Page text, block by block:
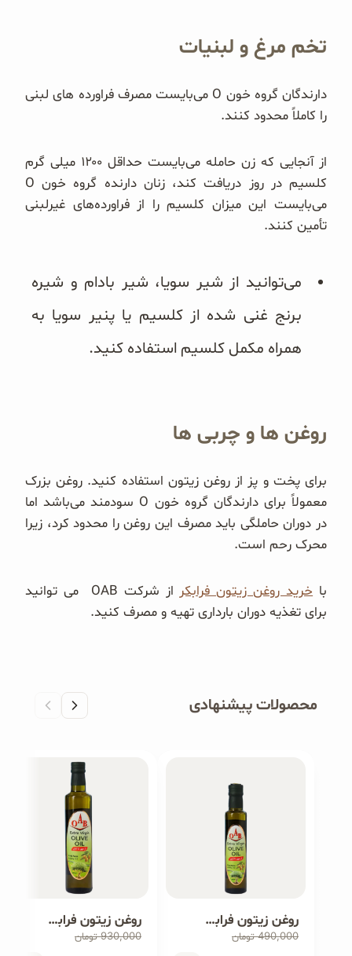
تخم مرغ و لبنیات
دارندگان گروه خون O می‌بایست مصرف فراورده های لبنی
را کاملاً محدود کنند.
از آنجایی که زن حامله می‌بایست حداقل ۱۲۰۰ میلی گرم
کلسیم در روز دریافت کند، زنان دارنده گروه خون O
می‌بایست این میزان کلسیم را از فراورده‌های غیرلبنی
تأمین کنند.
می‌توانید از شیر سویا، شیر بادام و شیره
برنج غنی شده از کلسیم یا پنیر سویا به
همراه مکمل کلسیم استفاده کنید.
روغن ها و چربی ها
برای پخت و پز از روغن زیتون استفاده کنید. روغن بزرک
معمولاً برای دارندگان گروه خون O سودمند می‌باشد اما
در دوران حاملگی باید مصرف این روغن را محدود کرد، زیرا
محرک رحم است.
با خرید روغن زیتون فرابکر
از شرکت OAB می توانید
برای تغذیه دوران بارداری تهیه و مصرف کنید.
محصولات پیشنهادی
روغن زیتون فرابکر ۲۵۰ میلی‌لیتر
490,000 تومان
روغن زیتون فرابکر ۵۰۰ میلی‌لیتر
930,000 تومان